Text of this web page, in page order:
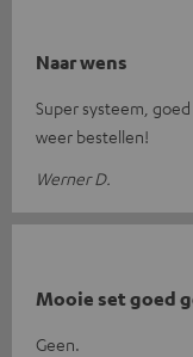
Naar wens
Super systeem,
weer bestellen!
Werner D.
Mooie set goed
Geen.